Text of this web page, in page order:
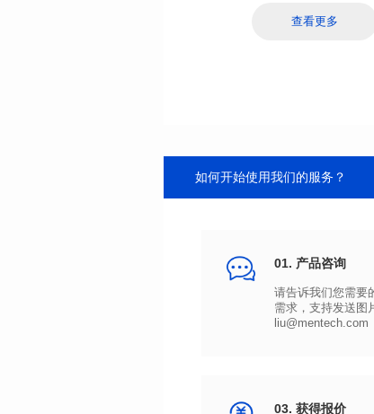
查看更多
如何开始使用我们的服务？
01. 产品咨询
liu@mentech.com
03. 获得报价